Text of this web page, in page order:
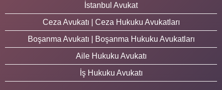
İstanbul Avukat
Ceza Avukatı | Ceza Hukuku Avukatları
Boşanma Avukatı | Boşanma Hukuku Avukatları
Aile Hukuku Avukatı
İş Hukuku Avukatı